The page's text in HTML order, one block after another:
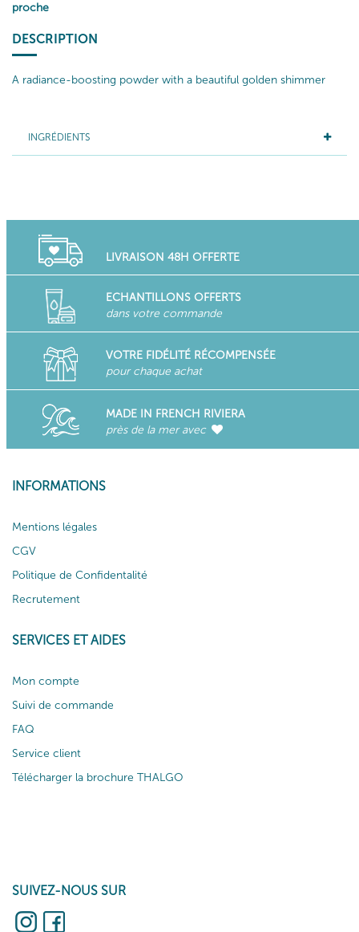
proche
DESCRIPTION
A radiance-boosting powder with a beautiful golden shimmer
INGRÉDIENTS
LIVRAISON 48H OFFERTE
ECHANTILLONS OFFERTS
dans votre commande
VOTRE FIDÉLITÉ RÉCOMPENSÉE
pour chaque achat
MADE IN FRENCH RIVIERA
près de la mer avec
INFORMATIONS
Mentions légales
CGV
Politique de Confidentalité
Recrutement
SERVICES ET AIDES
Mon compte
Suivi de commande
FAQ
Service client
Télécharger la brochure THALGO
SUIVEZ-NOUS SUR